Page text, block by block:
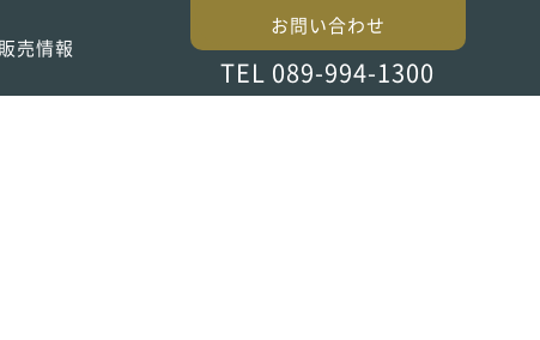
売情報
お問い合わせ
TEL 089-994-1300